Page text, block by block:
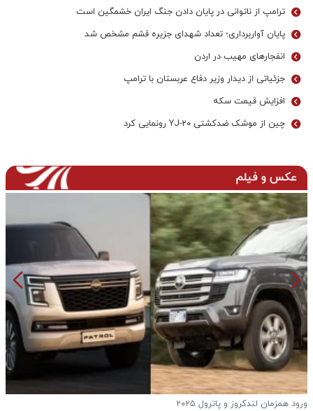
ترامپ از ناتوانی در پایان دادن جنگ ایران خشمگین است
پایان آواربرداری؛ تعداد شهدای جزیره قشم مشخص شد
انفجارهای مهیب در اردن
جزئیاتی از دیدار وزیر دفاع عربستان با ترامپ
افزایش قیمت سکه
چین از موشک ضدکشتی YJ-۲۰ رونمایی کرد
عکس و فیلم
ورود همزمان لندکروز و پاترول ۲۰۲۵